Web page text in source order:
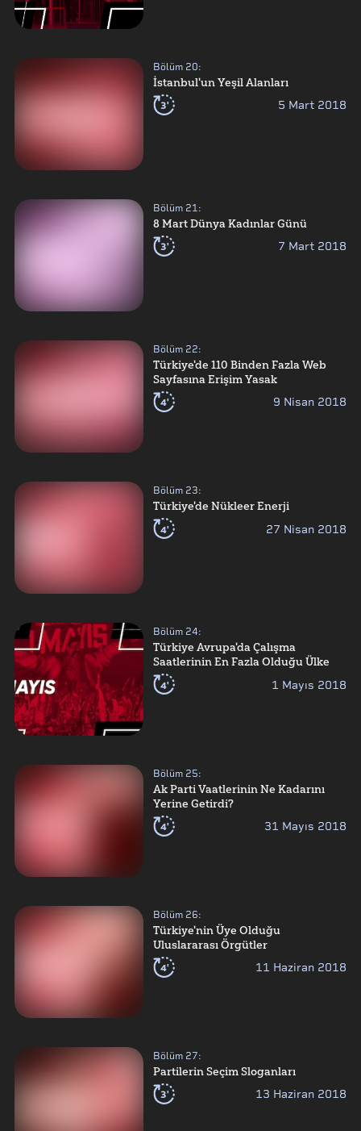
Bölüm 20:
İstanbul'un Yeşil Alanları
3' 5 Mart 2018
Bölüm 21 :
8 Mart Dünya Kadınlar Günü
3' 7 Mart 2018
Bölüm 22:
Türkiye'de 110 Binden Fazla Web
Sayfasına Erişim Yasak
4' 9 Nisan 2018
Bölüm 23:
Türkiye'de Nükleer Enerji
4' 27 Nisan 2018
Bölüm 24:
Türkiye Avrupa'da Çalışma
Saatlerinin En Fazla Olduğu Ülke
4' 1 Mayıs 2018
Bölüm 25:
Ak Parti Vaatlerinin Ne Kadarını
Yerine Getirdi?
4' 31 Mayıs 2018
Bölüm 26:
Türkiye'nin Üye Olduğu
Uluslararası Örgütler
4' 11 Haziran 2018
Bölüm 27:
Partilerin Seçim Sloganları
3' 13 Haziran 2018